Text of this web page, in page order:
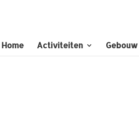
Home Activiteiten